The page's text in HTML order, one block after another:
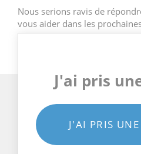
Nous serions ravis de
vous aider dans les
J'ai pris
J'AI PRIS